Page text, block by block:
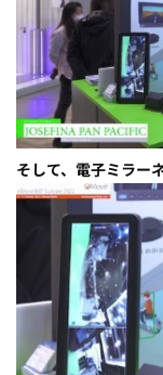
そして、電子ミラー